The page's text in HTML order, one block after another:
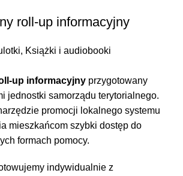
roll-up informacyjny
, Książki i audiobooki
up informacyjny przygotowany
jednostki samorządu terytorialnego.
promocji lokalnego systemu
mieszkańcom szybki dostęp do
formach pomocy.
indywidualnie z